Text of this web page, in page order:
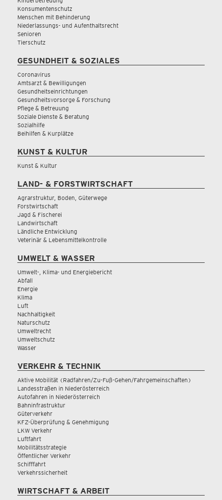
Konsumentenschutz
Menschen mit Behinderung
Niederlassungs- und Aufenthaltsrecht
Senioren
Tierschutz
GESUNDHEIT & SOZIALES
Coronavirus
Amtsarzt & Bewilligungen
Gesundheitseinrichtungen
Gesundheitsvorsorge & Forschung
Pflege & Betreuung
Soziale Dienste & Beratung
Sozialhilfe
Beihilfen & Kurplätze
KUNST & KULTUR
Kunst & Kultur
LAND- & FORSTWIRTSCHAFT
Agrarstruktur, Boden, Güterwege
Forstwirtschaft
Jagd & Fischerei
Landwirtschaft
Ländliche Entwicklung
Veterinär & Lebensmittelkontrolle
UMWELT & WASSER
Umwelt-, Klima- und Energiebericht
Abfall
Energie
Klima
Luft
Nachhaltigkeit
Naturschutz
Umweltrecht
Umweltschutz
Wasser
VERKEHR & TECHNIK
Aktive Mobilität (Radfahren/Zu-Fuß-Gehen/Fahrgemeinschaften)
Landesstraßen in Niederösterreich
Autofahren in Niederösterreich
Bahninfrastruktur
Güterverkehr
KFZ-Überprüfung & Genehmigung
LKW Verkehr
Luftfahrt
Mobilitätsstrategie
Öffentlicher Verkehr
Schifffahrt
Verkehrssicherheit
WIRTSCHAFT & ARBEIT